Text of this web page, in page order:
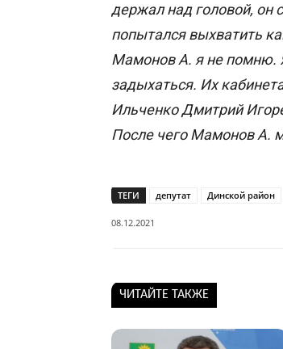
держал над головой, он
попытался выхватить
Мамонов А. я не помню.
задыхаться. Их
Ильченко Дмитрий
После чего Мамонов А.
ТЕГИ депутат Динской район
08.12.2021
ЧИТАЙТЕ ТАКЖЕ